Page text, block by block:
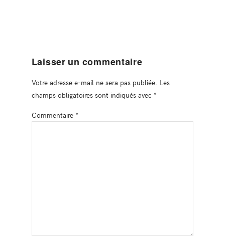
Laisser un commentaire
Votre adresse e-mail ne sera pas publiée. Les
champs obligatoires sont indiqués avec *
Commentaire *